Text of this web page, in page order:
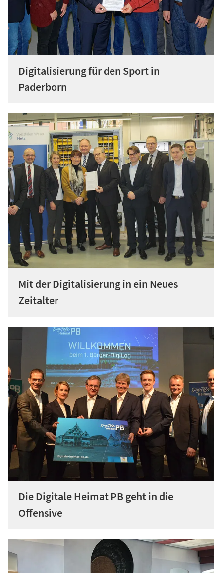
Digitalisierung für den Sport in
Paderborn
Mit der Digitalisierung in ein Neues
Zeitalter
Die Digitale Heimat PB geht in die
Offensive